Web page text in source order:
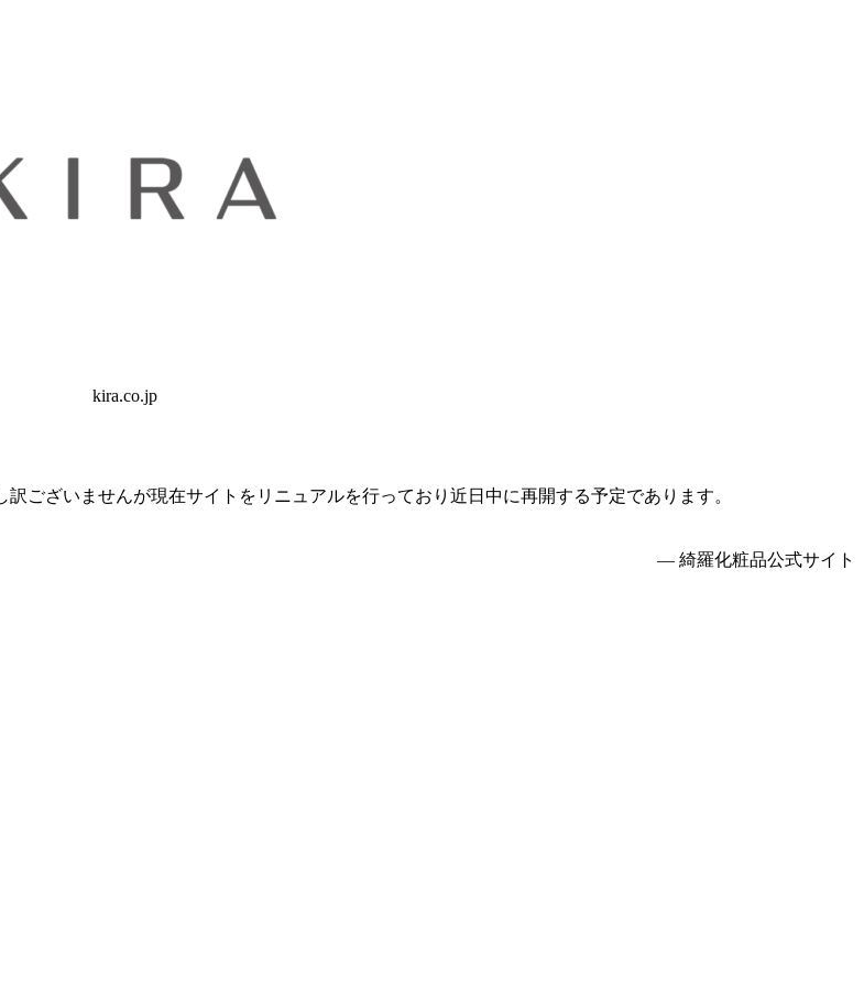
kira.co.jp
ございませんが現在サイトをリニュアルを行っており近日中に再開する予定であります。
— 綺羅化粧品公式サイト